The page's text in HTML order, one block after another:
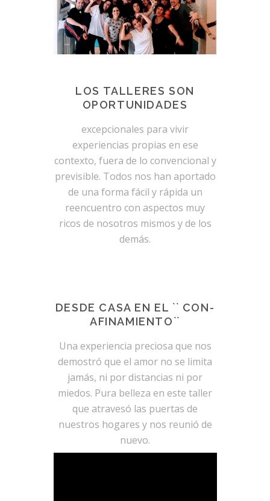
LOS TALLERES SON
OPORTUNIDADES
excepcionales para vivir
experiencias propias en ese
contexto, fuera de lo convencional y
previsible. Todos nos han aportado
de una forma fácil y rápida un
reencuentro con aspectos muy
ricos de nosotros mismos y de los
demás.
DESDE CASA EN EL `` CON-
AFINAMIENTO``
Una experiencia preciosa que nos
demostró que el amor no se limita
jamás, ni por distancias ni por
miedos. Pura belleza en este taller
que atravesó las puertas de
nuestros hogares y nos reunió de
nuevo.